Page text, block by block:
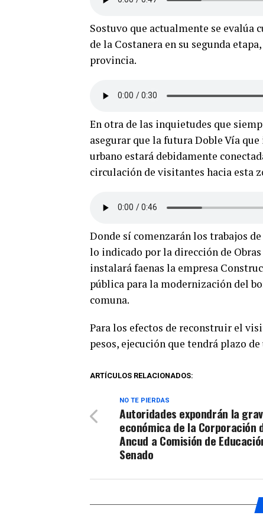
Sostuvo que actualmente se evalúa
de la Costanera en su segunda
provincia.
En otra de las inquietudes que
asegurar que la futura Doble Vía
urbano estará debidamente
circulación de visitantes hacia esta
Donde sí comenzarán los trabajos
lo indicado por la dirección de
instalará faenas la empresa
pública para la modernización del
comuna.
Para los efectos de reconstruir el
pesos, ejecución que tendrá plazo
ARTÍCULOS RELACIONADOS:
NO TE PIERDAS
Autoridades expondrán la
económica de la Corporación
Ancud a Comisión de
Senado